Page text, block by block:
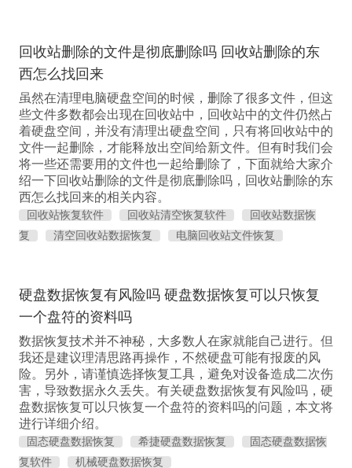
回收站删除的文件是彻底删除吗 回收站删除的东
西怎么找回来
虽然在清理电脑硬盘空间的时候，删除了很多文件，但这
些文件多数都会出现在回收站中，回收站中的文件仍然占
着硬盘空间，并没有清理出硬盘空间，只有将回收站中的
文件一起删除，才能释放出空间给新文件。但有时我们会
将一些还需要用的文件也一起给删除了，下面就给大家介
绍一下回收站删除的文件是彻底删除吗，回收站删除的东
西怎么找回来的相关内容。
回收站恢复软件 回收站清空恢复软件
回收站数据恢
复
清空回收站数据恢复 电脑回收站文件恢复
硬盘数据恢复有风险吗 硬盘数据恢复可以只恢复
一个盘符的资料吗
数据恢复技术并不神秘，大多数人在家就能自己进行。但
我还是建议理清思路再操作，不然硬盘可能有报废的风
险。另外，请谨慎选择恢复工具，避免对设备造成二次伤
害，导致数据永久丢失。有关硬盘数据恢复有风险吗，硬
盘数据恢复可以只恢复一个盘符的资料吗的问题，本文将
进行详细介绍。
固态硬盘数据恢复 希捷硬盘数据恢复
固态硬盘数据恢
复软件
机械硬盘数据恢复